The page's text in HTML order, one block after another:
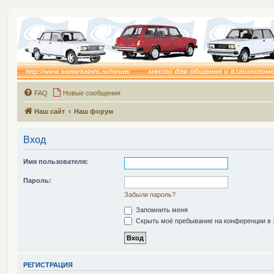
FAQ Новые сообщения
Наш сайт Наш форум
Вход
Имя пользователя:
Пароль:
Забыли пароль?
Запомнить меня
Скрыть моё пребывание на конференции в
РЕГИСТРАЦИЯ